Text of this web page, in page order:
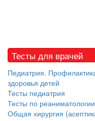
Тесты для врачей
Педиатрия.
здоровья детей
Тесты педиатрия
Тесты по реаниматологии
Общая хирургия